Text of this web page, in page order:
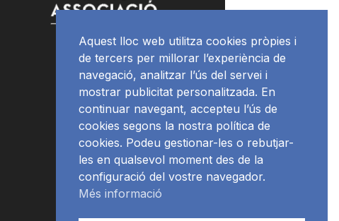
Aquest lloc web utilitza cookies pròpies i
de tercers per millorar l’experiència de
navegació, analitzar l’ús del servei i
mostrar publicitat personalitzada. En
continuar navegant, accepteu l’ús de
cookies segons la nostra política de
cookies. Podeu gestionar-les o rebutjar-
les en qualsevol moment des de la
configuració del vostre navegador.
Més informació